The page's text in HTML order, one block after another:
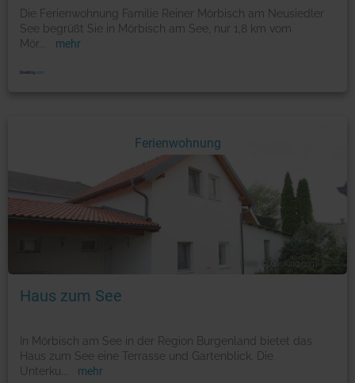
Die Ferienwohnung Familie Reiner Mörbisch am Neusiedler
See begrüßt Sie in Mörbisch am See, nur 1,8 km vom
Mör
mehr
Ferienwohnung
Foto: © booking.com
Haus zum See
In Mörbisch am See in der Region Burgenland bietet das
Haus zum See eine Terrasse und Gartenblick. Die
Unterku
mehr